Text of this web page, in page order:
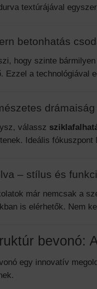
textúrájával
betonhatás
hogy szinte
Ezzel a technológiával
drámaiság
válassz
Ideális
– stílus és
már nemcsak a
is elérhetők. Nem
bevonó:
egy innovatív